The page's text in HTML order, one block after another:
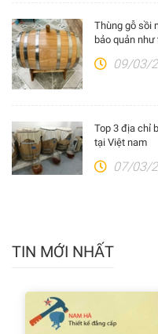
Thùng gỗ sồi
bảo quản như
09/03/
Top 3 địa chỉ
tại Việt nam
07/03/
TIN MỚI NHẤT